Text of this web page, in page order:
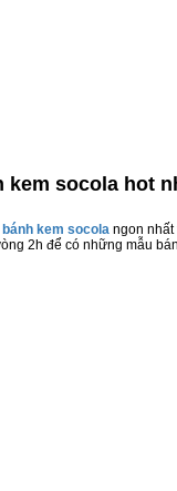
kem socola hot
kem socola ngon nhất
2h để có những mẫu